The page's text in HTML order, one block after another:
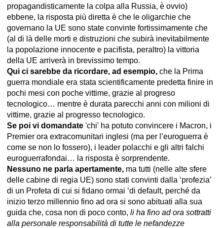
propagandisticamente la colpa alla Russia, è ovvio)
ebbene, la risposta più diretta è che le oligarchie che
governano la UE sono state convinte fortissimamente che
(al di là delle morti e distruzioni che subirà inevitabilmente
la popolazione innocente e pacifista, peraltro) la vittoria
della UE arriverà in brevissimo tempo.
Qui ci sarebbe da ricordare, ad esempio, che la Prima
guerra mondiale era stata scientificamente predetta finire in
pochi mesi con poche vittime, grazie al progreso
tecnologico… mentre è durata parecchi anni con milioni di
vittime, grazie al progresso tecnologico.
Se poi vi domandate 'chi' ha potuto convincere i Macron, i
Premier ora extracomunitari inglesi (ma per l’euroguerra è
come se non lo fossero), i leader polacchi e gli altri falchi
euroguerrafondai… la risposta è sorprendente.
Nessuno ne parla apertamente, ma tutti (nelle alte sfere
delle cabine di regia UE) sono stati convinti dalla ‘profezia’
di un Profeta di cui si fidano ormai ‘di default, perché da
inizio terzo millennio fino ad ora si sono abituati alla sua
guida che, cosa non di poco conto, li ha fino ad ora sottratti
alla personale responsabilità di tutte le nefandezze